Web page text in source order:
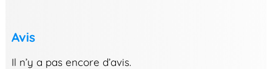
Avis
Il n’y a pas encore d’avis.